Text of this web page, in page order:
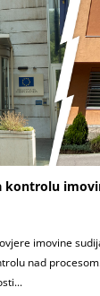
kontrolu
imovine
nad